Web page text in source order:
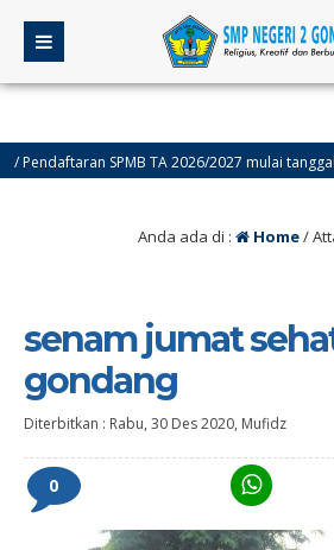
SPMB TA 2026/2027 mulai tanggal 2
Anda ada di : Home/
senam jumat
gondang
Diterbitkan : Rabu, 30 Des 2020, Mufidz
0